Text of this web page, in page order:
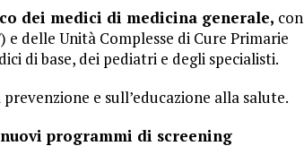
dei medici di medicina generale, con
delle Unità Complesse di Cure Primarie
di base, dei pediatri e degli specialisti.
e sull’educazione alla salute.
nuovi programmi di screening